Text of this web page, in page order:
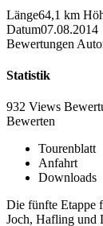
Länge64,1 km
Datum07.08.2014
Bewertungen
Statistik
932 Views
Bewerten
Tourenblatt
Anfahrt
Downloads
Die fünfte Etappe
Joch, Hafling und